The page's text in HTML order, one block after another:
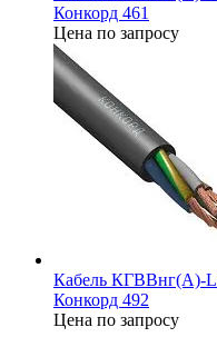
Конкорд 461
Цена по запросу
Кабель КГВВнг(А)-
Конкорд 492
Цена по запросу